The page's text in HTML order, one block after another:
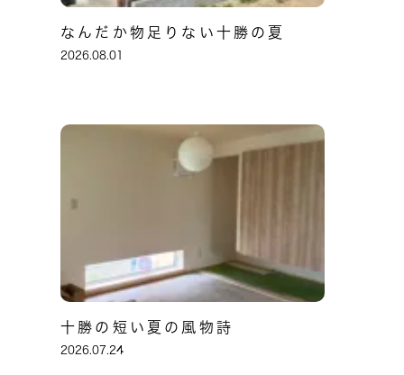
なんだか物足りない十勝の夏
2026.08.01
十勝の短い夏の風物詩
2026.07.24